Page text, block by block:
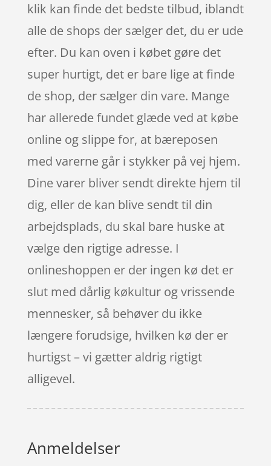
klik kan finde det bedste tilbud, iblandt
alle de shops der sælger det, du er ude
efter. Du kan oven i købet gøre det
super hurtigt, det er bare lige at finde
de shop, der sælger din vare. Mange
har allerede fundet glæde ved at købe
online og slippe for, at bæreposen
med varerne går i stykker på vej hjem.
Dine varer bliver sendt direkte hjem til
dig, eller de kan blive sendt til din
arbejdsplads, du skal bare huske at
vælge den rigtige adresse. I
onlineshoppen er der ingen kø det er
slut med dårlig køkultur og vrissende
mennesker, så behøver du ikke
længere forudsige, hvilken kø der er
hurtigst – vi gætter aldrig rigtigt
alligevel.
Anmeldelser